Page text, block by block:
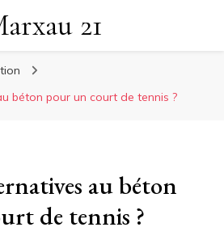
21
béton pour un court de tennis ?
au béton
de tennis ?